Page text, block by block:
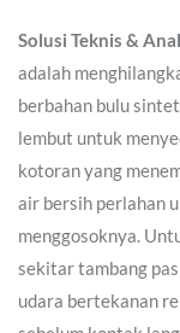
Solusi Teknis &
adalah
berbahan bulu
lembut untuk
kotoran yang
air bersih perlahan
menggosoknya.
sekitar tambang
udara bertekanan